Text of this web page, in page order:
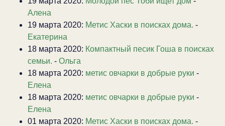
Алена
19 марта 2020: Метис Хаски в поисках дома. -
Екатерина
18 марта 2020: Компактный песик Гоша в поисках
семьи. - Ольга
18 марта 2020: метис овчарки в добрые руки -
Елена
18 марта 2020: метис овчарки в добрые руки -
Елена
01 марта 2020: Метис Хаски в поисках дома. -